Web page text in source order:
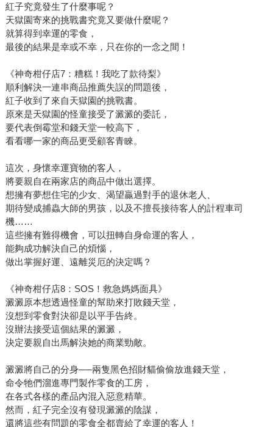
紅子究竟發生了什麼事呢？
天獄園寄來的挑戰書究竟又要做什麼呢？
就算得到幸運的零食，
最後的結果是幸或不幸，只在你的一念之間！
《神奇柑仔店7：糟糕！我吃了款待梨》
順利解決一連串商品推薦失誤的問題後，
紅子收到了來自天獄園的挑戰書。
原來是天獄園的怪童接受了澱澱的委託，
要代表倒霉堂和錢天堂一較高下，
看看哪一家的商品更受顧客青睞。
這次，身懷幸運寶物的客人，
將要親自在兩家店的商品中做出選擇。
想擁有夢想住宅的少女、渴望贏過對手的退休老人、
期待變成捕蟲大師的男孩，以及不擅長接待客人的計程車司
機……
這些擁有難得機會，可以扭轉自身命運的客人，
能夠成功解決自己的煩惱，
做出掌握好運、遠離災厄的決定嗎？
《神奇柑仔店8：SOS！救急媽媽面具》
澱澱原本想透過怪童的幫助來打敗錢天堂，
沒想到零食對決卻是以平手告終。
沒辦法接受這個結果的澱澱，
決定要親自出馬解決她的商業勁敵。
澱澱將自己的分身──兩隻黑色招財貓偷偷放進錢天堂，
命令牠們溜進專門製作零食的工房，
在各式各樣的產品內混入惡意精華。
然而，紅子完全沒有發現澱澱的陰謀，
還將這些有問題的零食全都賣給了幸運的客人！